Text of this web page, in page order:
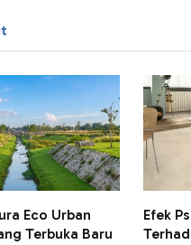
Eco Urban
Terbuka Baru
Efek